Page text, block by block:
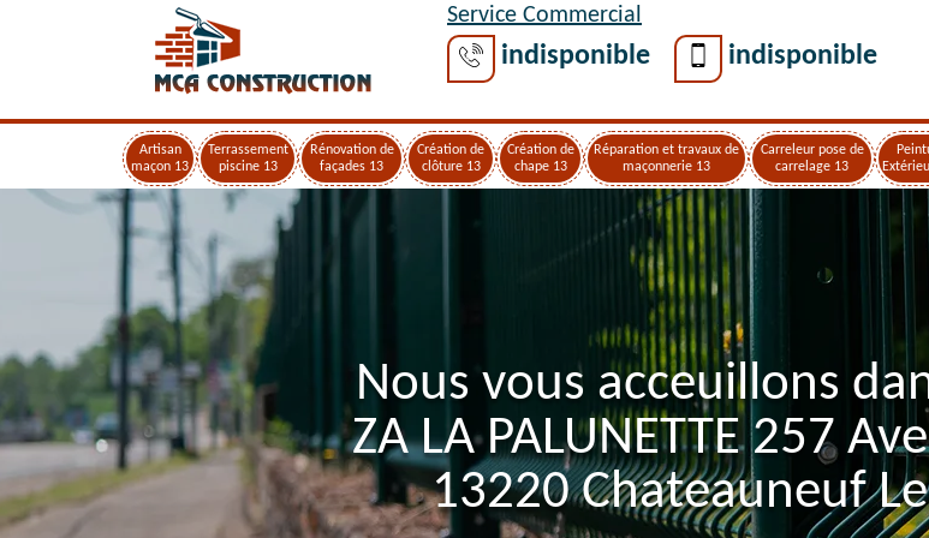
Service Commercial
indisponible indisponible
Artisan
maçon 13
Terrassement
piscine 13
Rénovation de
façades 13
Création de
clôture 13
Création de
chape 13
Réparation et travaux de
maçonnerie 13
Carreleur pose de
carrelage 13
Nous vous acceuillons
ZA LA PALUNETTE 257
13220 Chateauneuf